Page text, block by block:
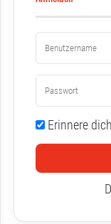
Erinnere